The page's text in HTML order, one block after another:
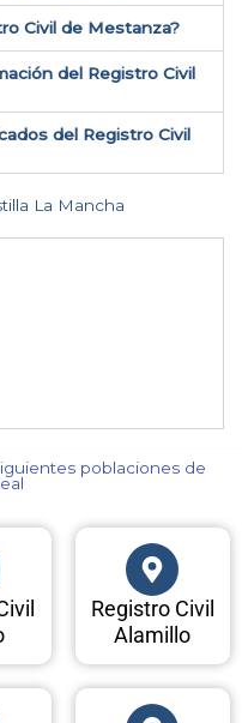
Civil de Mestanza?
del Registro Civil
del Registro Civil
La Mancha
poblaciones de
Registro Civil
Alamillo